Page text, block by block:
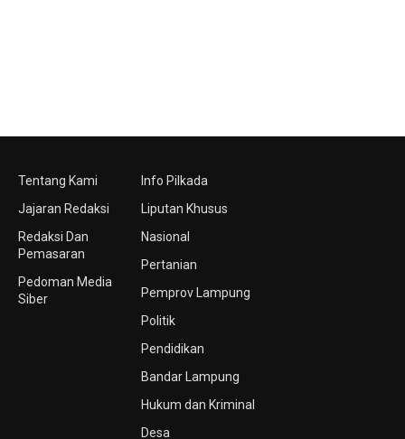
Tentang Kami
Jajaran Redaksi
Redaksi Dan
Pemasaran
Pedoman Media
Siber
Info Pilkada
Liputan Khusus
Nasional
Pertanian
Pemprov Lampung
Politik
Pendidikan
Bandar Lampung
Hukum dan Kriminal
Desa